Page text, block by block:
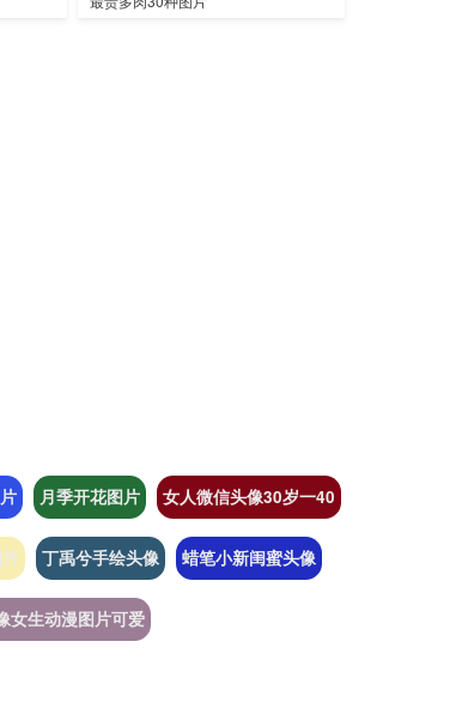
月季开花图片 女人微信头像30岁一40
丁禹兮手绘头像 蜡笔小新闺蜜头像
女生动漫图片可爱